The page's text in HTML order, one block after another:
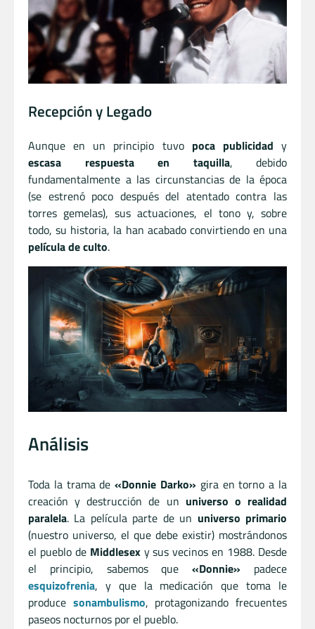
Recepción y Legado
Aunque en un principio tuvo poca publicidad y
escasa respuesta en taquilla, debido
fundamentalmente a las circunstancias de la época
(se estrenó poco después del atentado contra las
torres gemelas), sus actuaciones, el tono y, sobre
todo, su historia, la han acabado convirtiendo en una
película de culto.
Análisis
Toda la trama de«Donnie Darko» gira en torno a la
creación y destrucción de un universo o realidad
paralela. La película parte de un universo primario
(nuestro universo, el que debe existir) mostrándonos
el pueblo de Middlesexy sus vecinos en 1988. Desde
el principio, sabemos que«Donnie» padece
esquizofrenia, y que la medicación que toma le
produce sonambulismo, protagonizando frecuentes
paseos nocturnos por el pueblo.